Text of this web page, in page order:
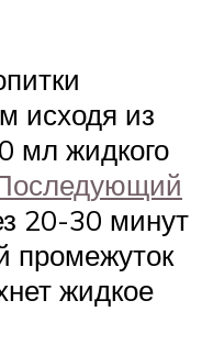
исходя из
мл жидкого
20-30 минут
промежуток
жидкое